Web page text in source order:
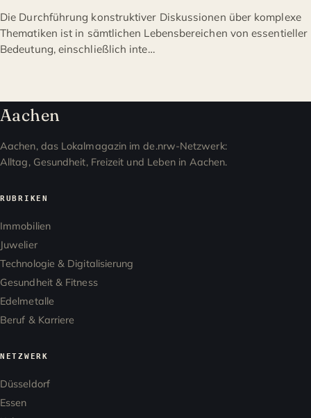
Die Durchführung konstruktiver Diskussionen über komplexe
Thematiken ist in sämtlichen Lebensbereichen von essentieller
Bedeutung, einschließlich inte…
Aachen
Aachen, das Lokalmagazin im de.nrw-Netzwerk:
Alltag, Gesundheit, Freizeit und Leben in Aachen.
RUBRIKEN
Immobilien
Juwelier
Technologie & Digitalisierung
Gesundheit & Fitness
Edelmetalle
Beruf & Karriere
NETZWERK
Düsseldorf
Essen